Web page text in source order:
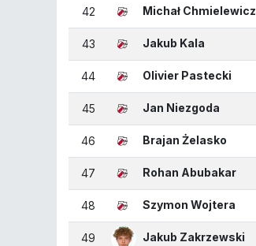
42 Michał Chmielewicz
43 Jakub Kala
44 Olivier Pastecki
45 Jan Niezgoda
46 Brajan Żelasko
47 Rohan Abubakar
48 Szymon Wojtera
49 Jakub Zakrzewski